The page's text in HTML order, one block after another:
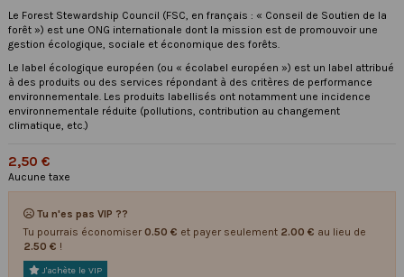
Le Forest Stewardship Council (FSC, en français : « Conseil de Soutien de la
forêt ») est une ONG internationale dont la mission est de promouvoir une
gestion écologique, sociale et économique des forêts.
Le label écologique européen (ou « écolabel européen ») est un label attribué
à des produits ou des services répondant à des critères de performance
environnementale. Les produits labellisés ont notamment une incidence
environnementale réduite (pollutions, contribution au changement
climatique, etc.)
2,50 €
Aucune taxe
Tu n'es pas VIP ??
Tu pourrais économiser 0.50 € et payer seulement 2.00 € au lieu de
2.50 € !
J'achète le VIP